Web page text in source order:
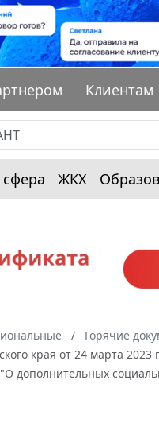
Клиентам
ЖКХ
Горячие
края от 24 марта
"О дополнительных